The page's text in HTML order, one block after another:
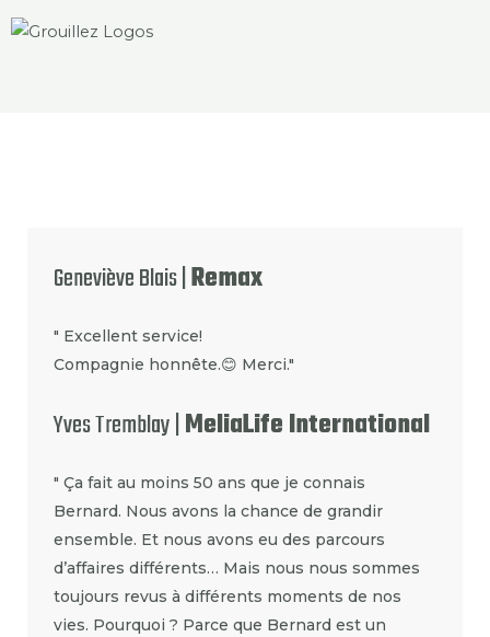
Geneviève Blais |Remax
" Excellent service!
Compagnie honnête.😊 Merci."
Yves Tremblay |MeliaLife International
" Ça fait au moins 50 ans que je connais
Bernard. Nous avons la chance de grandir
ensemble. Et nous avons eu des parcours
d’affaires différents… Mais nous nous sommes
toujours revus à différents moments de nos
vies. Pourquoi ? Parce que Bernard est un